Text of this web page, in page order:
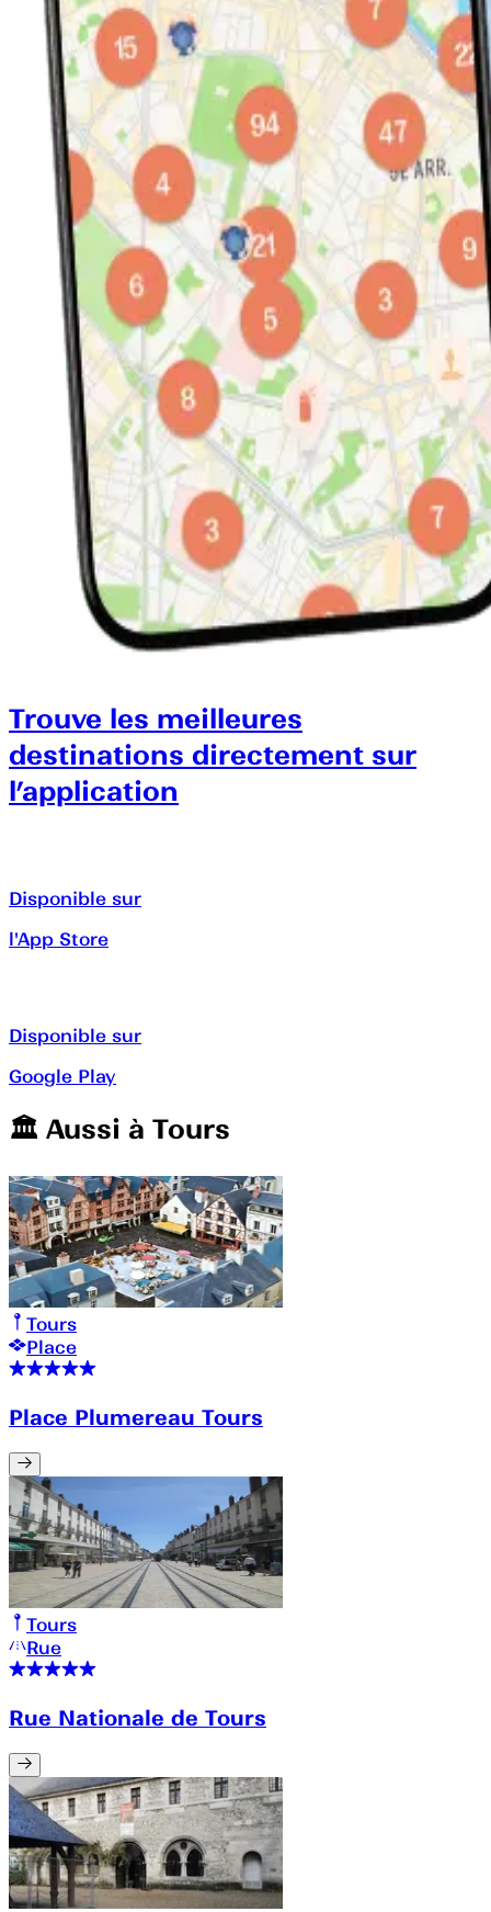
Trouve les meilleures
destinations directement sur
l’application
Disponible sur
l'App Store
Disponible sur
Google Play
🏛️️ Aussi à Tours
Tours
Place
Place Plumereau Tours
Tours
Rue
Rue Nationale de Tours